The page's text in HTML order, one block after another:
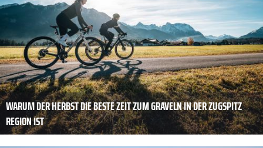
WARUM DER HERBST DIE BESTE ZEIT ZUM GRAVELN IN DER ZUGSPITZ
REGION IST